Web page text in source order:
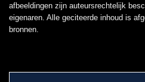
afbeeldingen zijn auteursrechtelijk
eigenaren. Alle geciteerde inhoud is
bronnen.